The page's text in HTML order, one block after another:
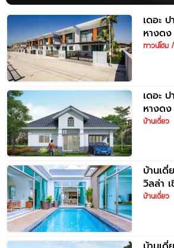
เดอะ
หางด
หวาน
ทาวน์โฮม
เดอะ
หางด
หวาน
บ้านเดี่ยว
บ้านเดี่
วิลล่า
บ้านเดี่ยว